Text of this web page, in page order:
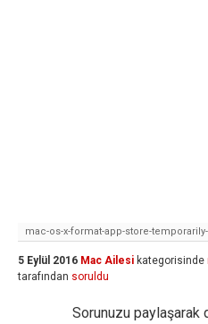
mac-os-x-format-app-store-
5 Eylül 2016 Mac Ailesi kategorisinde
tarafından soruldu
Sorunuzu paylaşarak